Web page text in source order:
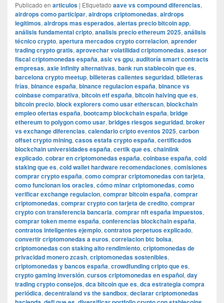
Publicado en articulos | Etiquetado aave vs compound diferencias,
airdrops como participar, airdrops criptomonedas, airdrops
legitimos, airdrops mas esperados, alertas precio bitcoin app,
análisis fundamental cripto, analisis precio ethereum 2025, análisis
técnico crypto, apertura mercados crypto correlacion, aprender
trading crypto gratis, aprovechar volatilidad criptomonedas, asesor
fiscal criptomonedas españa, asic vs gpu, auditoría smart contracts
empresas, axie infinity alternativas, bank run stablecoin que es,
barcelona crypto meetup, billeteras calientes seguridad, billeteras
frías, binance españa, binance regulacion españa, binance vs
coinbase comparativa, bitcoin etf españa, bitcoin halving que es,
bitcoin precio, block explorers como usar etherscan, blockchain
empleo ofertas españa, bootcamp blockchain españa, bridge
ethereum to polygon como usar, bridges riesgos seguridad, broker
vs exchange diferencias, calendario cripto eventos 2025, carbon
offset crypto mining, casos estafa crypto españa, certificados
blockchain universidades españa, certik que es, chainlink
explicado, cobrar en criptomonedas españa, coinbase españa, cold
staking que es, cold wallet hardware recomendaciones, comisiones
comprar crypto españa, como comprar criptomonedas con tarjeta,
como funcionan los oracles, cómo minar criptomonedas, como
verificar exchange regulacion, comprar bitcoin españa, comprar
criptomonedas, comprar crypto con tarjeta de credito, comprar
crypto con transferencia bancaria, comprar nft españa impuestos,
comprar token meme españa, conferencias blockchain españa,
contratos inteligentes ejemplo, contratos perpetuos explicado,
convertir criptomonedas a euros, correlacion btc bolsa,
criptomonedas con staking alto rendimiento, criptomonedas de
privacidad monero zcash, criptomonedas sostenibles,
criptomonedas y bancos españa, crowdfunding cripto que es,
crypto gaming inversión, cursos criptomonedas en español, day
trading crypto consejos, dca bitcoin que es, dca estrategia compra
periódica, decentraland vs the sandbox, declarar criptomonedas